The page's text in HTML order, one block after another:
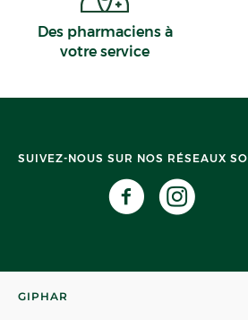
Des pharmaciens à
votre service
SUIVEZ-NOUS SUR NOS RÉSEAUX
GIPHAR